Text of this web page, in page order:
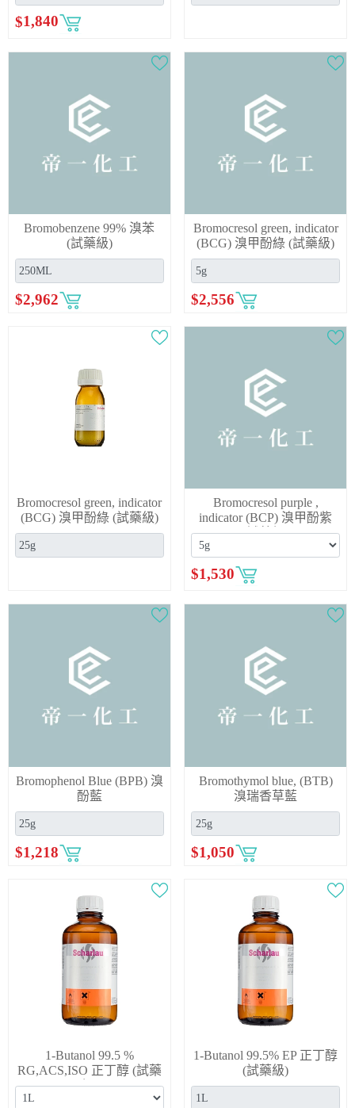
$1,840
Bromobenzene 99% 溴苯
(試藥級)
$2,962
Bromocresol green, indicator
(BCG) 溴甲酚綠 (試藥級)
$2,556
Bromocresol green, indicator
(BCG) 溴甲酚綠 (試藥級)
Bromocresol purple ,
indicator (BCP) 溴甲酚紫
(試藥級)
$1,530
Bromophenol Blue (BPB) 溴
酚藍
$1,218
Bromothymol blue, (BTB)
溴瑞香草藍
$1,050
1-Butanol 99.5 %
RG,ACS,ISO 正丁醇 (試藥
級)
1-Butanol 99.5% EP 正丁醇
(試藥級)